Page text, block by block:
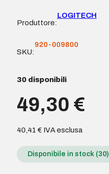
Produttore:
LOGITECH
SKU:
920-009800
30 disponibili
49,30 €
40,41 € IVA esclusa
Disponibile in stock (30)